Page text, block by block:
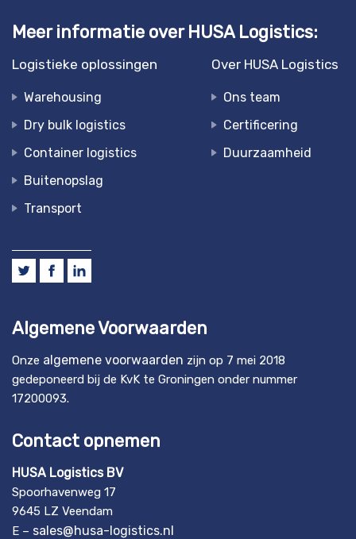
Meer informatie over HUSA Logistics:
Logistieke oplossingen
Warehousing
Dry bulk logistics
Container logistics
Buitenopslag
Transport
Over HUSA Logistics
Ons team
Certificering
Duurzaamheid
Algemene Voorwaarden
Onze algemene voorwaarden zijn op 7 mei 2018
gedeponeerd bij de KvK te Groningen onder nummer
17200093.
Contact opnemen
HUSA Logistics BV
Spoorhavenweg 17
9645 LZ Veendam
E – sales@husa-logistics.nl